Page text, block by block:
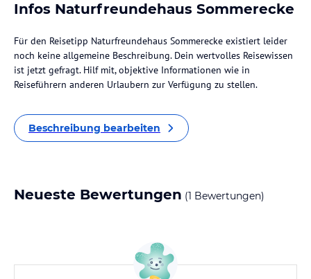
Infos Naturfreundehaus Sommerecke
Für den Reisetipp Naturfreundehaus Sommerecke existiert leider
noch keine allgemeine Beschreibung. Dein wertvolles Reisewissen
ist jetzt gefragt. Hilf mit, objektive Informationen wie in
Reiseführern anderen Urlaubern zur Verfügung zu stellen.
Beschreibung bearbeiten
Neueste Bewertungen (1 Bewertungen)